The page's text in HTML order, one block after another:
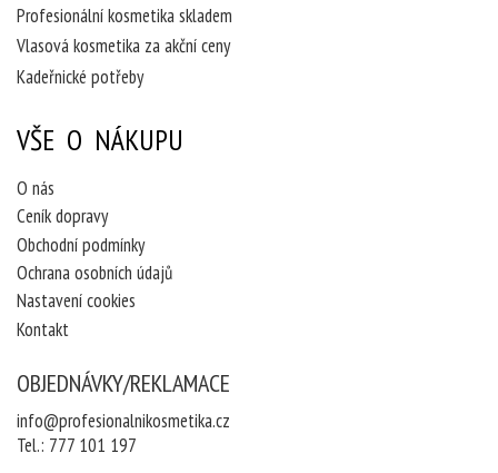
Profesionální kosmetika skladem
Vlasová kosmetika za akční ceny
Kadeřnické potřeby
VŠE O NÁKUPU
O nás
Ceník dopravy
Obchodní podmínky
Ochrana osobních údajů
Nastavení cookies
Kontakt
OBJEDNÁVKY/REKLAMACE
info@profesionalnikosmetika.cz
Tel.: 777 101 197